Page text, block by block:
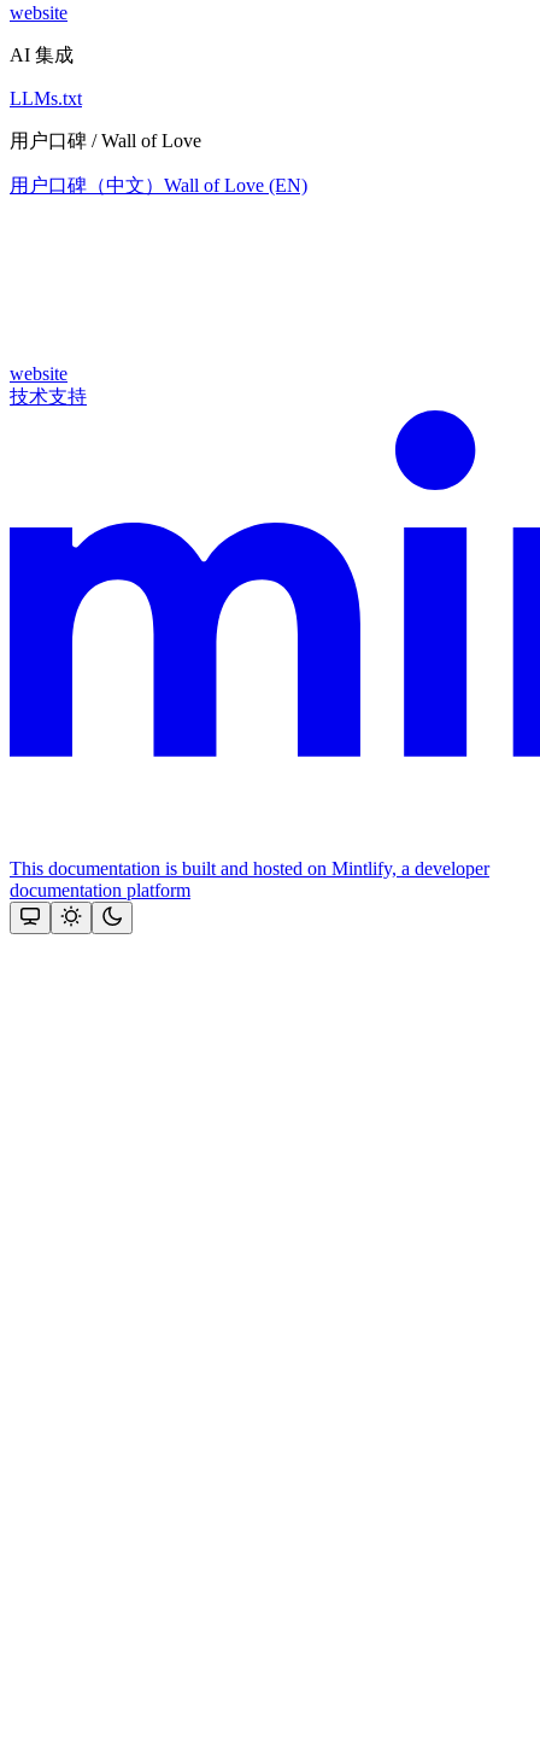
website
AI 集成
LLMs.txt
用户口碑 / Wall of Love
用户口碑（中文） Wall of Love (EN)
website
技术支持
This documentation is built and hosted on Mintlify, a developer
documentation platform